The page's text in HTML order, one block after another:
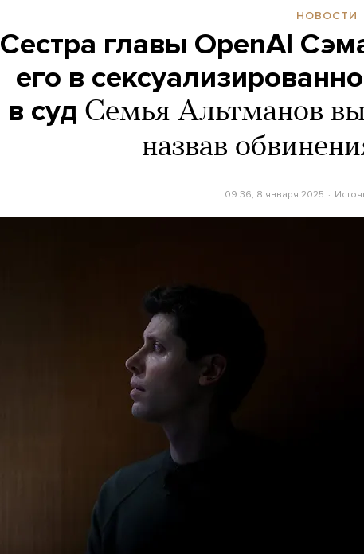
НОВОСТИ
Сестра главы OpenAI
его в
в суд Семья Альтманов
назвав
09:36, 8 января 2025